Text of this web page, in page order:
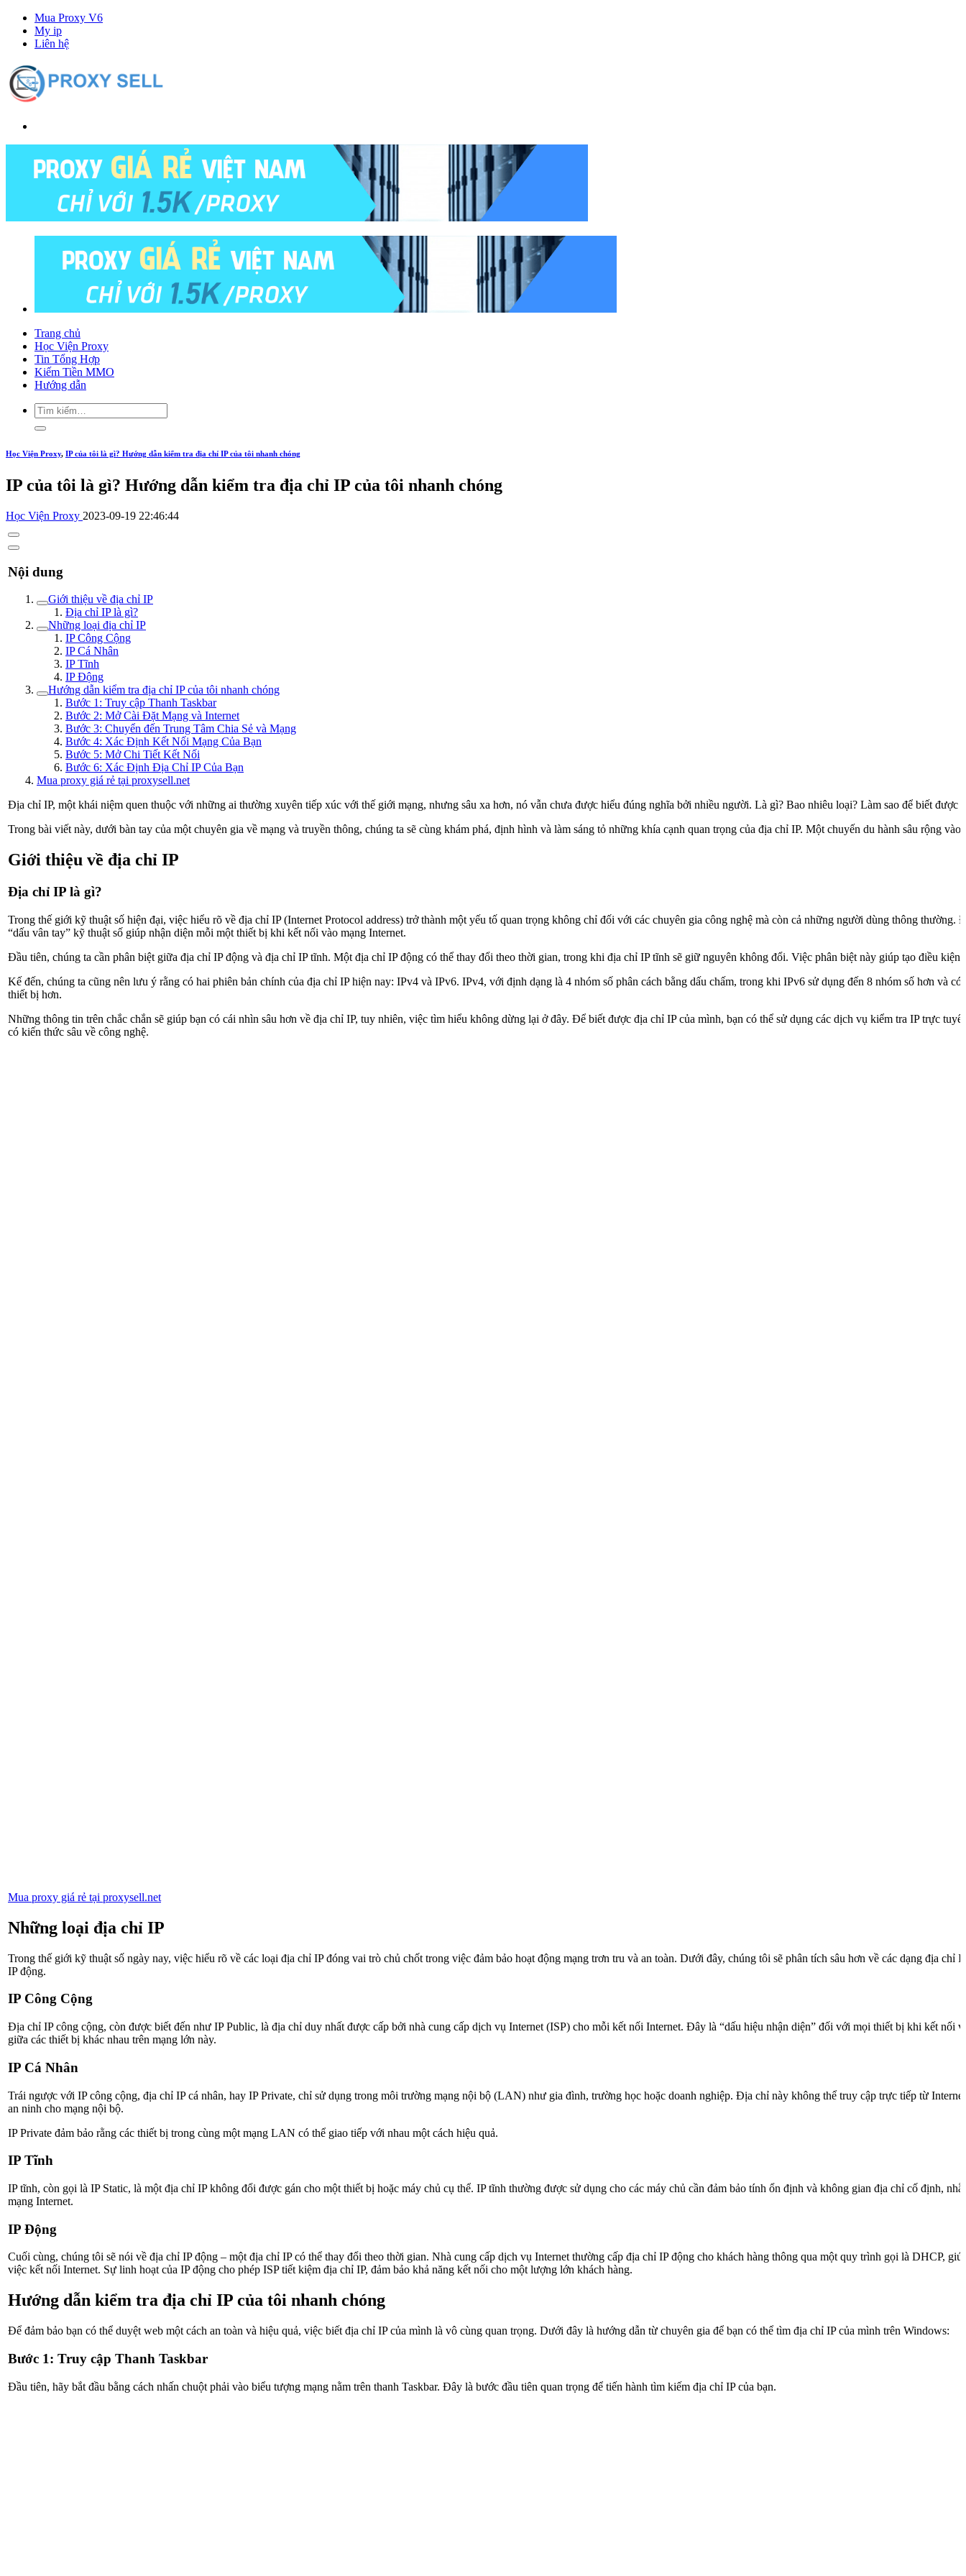
Mua Proxy V6
My ip
Liên hệ
Trang chủ
Học Viện Proxy
Tin Tổng Hợp
Kiếm Tiền MMO
Hướng dẫn
Học Viện Proxy, IP của tôi là gì? Hướng dẫn kiểm tra địa chỉ IP của tôi nhanh chóng
IP của tôi là gì? Hướng dẫn kiểm tra địa chỉ IP của tôi nhanh chóng
Học Viện Proxy 2023-09-19 22:46:44
Nội dung
Giới thiệu về địa chỉ IP
Địa chỉ IP là gì?
Những loại địa chỉ IP
IP Công Cộng
IP Cá Nhân
IP Tĩnh
IP Động
Hướng dẫn kiểm tra địa chỉ IP của tôi nhanh chóng
Bước 1: Truy cập Thanh Taskbar
Bước 2: Mở Cài Đặt Mạng và Internet
Bước 3: Chuyển đến Trung Tâm Chia Sẻ và Mạng
Bước 4: Xác Định Kết Nối Mạng Của Bạn
Bước 5: Mở Chi Tiết Kết Nối
Bước 6: Xác Định Địa Chỉ IP Của Bạn
Mua proxy giá rẻ tại proxysell.net
Địa chỉ IP, một khái niệm quen thuộc với những ai thường xuyên tiếp xúc với thế giới mạng, nhưng sâu xa hơn, nó vẫn chưa được hiểu đúng nghĩa bởi nhiều người. Là gì? Bao nhiêu loại? Làm sao để biết được
Trong bài viết này, dưới bàn tay của một chuyên gia về mạng và truyền thông, chúng ta sẽ cùng khám phá, định hình và làm sáng tỏ những khía cạnh quan trọng của địa chỉ IP. Một chuyến du hành sâu rộng
Giới thiệu về địa chỉ IP
Địa chỉ IP là gì?
Trong thế giới kỹ thuật số hiện đại, việc hiểu rõ về địa chỉ IP (Internet Protocol address) trở thành một yếu tố quan trọng không chỉ đối với các chuyên gia công nghệ mà còn cả những người dùng thông
“dấu vân tay” kỹ thuật số giúp nhận diện mỗi một thiết bị khi kết nối vào mạng Internet.
Đầu tiên, chúng ta cần phân biệt giữa địa chỉ IP động và địa chỉ IP tĩnh. Một địa chỉ IP động có thể thay đổi theo thời gian, trong khi địa chỉ IP tĩnh sẽ giữ nguyên không đổi. Việc phân biệt này giúp tạo điều kiện
Kế đến, chúng ta cũng nên lưu ý rằng có hai phiên bản chính của địa chỉ IP hiện nay: IPv4 và IPv6. IPv4, với định dạng là 4 nhóm số phân cách bằng dấu chấm, trong khi IPv6 sử dụng đến 8 nhóm số hơn và
thiết bị hơn.
Những thông tin trên chắc chắn sẽ giúp bạn có cái nhìn sâu hơn về địa chỉ IP, tuy nhiên, việc tìm hiểu không dừng lại ở đây. Để biết được địa chỉ IP của mình, bạn có thể sử dụng các dịch vụ kiểm tra IP trực
có kiến thức sâu về công nghệ.
Mua proxy giá rẻ tại proxysell.net
Những loại địa chỉ IP
Trong thế giới kỹ thuật số ngày nay, việc hiểu rõ về các loại địa chỉ IP đóng vai trò chủ chốt trong việc đảm bảo hoạt động mạng trơn tru và an toàn. Dưới đây, chúng tôi sẽ phân tích sâu hơn về các dạng địa chỉ
IP động.
IP Công Cộng
Địa chỉ IP công cộng, còn được biết đến như IP Public, là địa chỉ duy nhất được cấp bởi nhà cung cấp dịch vụ Internet (ISP) cho mỗi kết nối Internet. Đây là “dấu hiệu nhận diện” đối với mọi thiết bị khi kết nối
giữa các thiết bị khác nhau trên mạng lớn này.
IP Cá Nhân
Trái ngược với IP công cộng, địa chỉ IP cá nhân, hay IP Private, chỉ sử dụng trong môi trường mạng nội bộ (LAN) như gia đình, trường học hoặc doanh nghiệp. Địa chỉ này không thể truy cập trực tiếp từ
an ninh cho mạng nội bộ.
IP Private đảm bảo rằng các thiết bị trong cùng một mạng LAN có thể giao tiếp với nhau một cách hiệu quả.
IP Tĩnh
IP tĩnh, còn gọi là IP Static, là một địa chỉ IP không đổi được gán cho một thiết bị hoặc máy chủ cụ thể. IP tĩnh thường được sử dụng cho các máy chủ cần đảm bảo tính ổn định và không gian địa chỉ cố định,
mạng Internet.
IP Động
Cuối cùng, chúng tôi sẽ nói về địa chỉ IP động – một địa chỉ IP có thể thay đổi theo thời gian. Nhà cung cấp dịch vụ Internet thường cấp địa chỉ IP động cho khách hàng thông qua một quy trình gọi là DHCP,
việc kết nối Internet. Sự linh hoạt của IP động cho phép ISP tiết kiệm địa chỉ IP, đảm bảo khả năng kết nối cho một lượng lớn khách hàng.
Hướng dẫn kiểm tra địa chỉ IP của tôi nhanh chóng
Để đảm bảo bạn có thể duyệt web một cách an toàn và hiệu quả, việc biết địa chỉ IP của mình là vô cùng quan trọng. Dưới đây là hướng dẫn từ chuyên gia để bạn có thể tìm địa chỉ IP của mình trên Windows:
Bước 1: Truy cập Thanh Taskbar
Đầu tiên, hãy bắt đầu bằng cách nhấn chuột phải vào biểu tượng mạng nằm trên thanh Taskbar. Đây là bước đầu tiên quan trọng để tiến hành tìm kiếm địa chỉ IP của bạn.